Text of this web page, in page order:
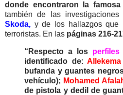
donde encontraron la
también de las
Skoda, y de los hallazgos que
terroristas. En las páginas 216-
“Respecto a los perfiles
identificado de:
bufanda y guantes
vehículo); Mohamed
de pistola y dedil de